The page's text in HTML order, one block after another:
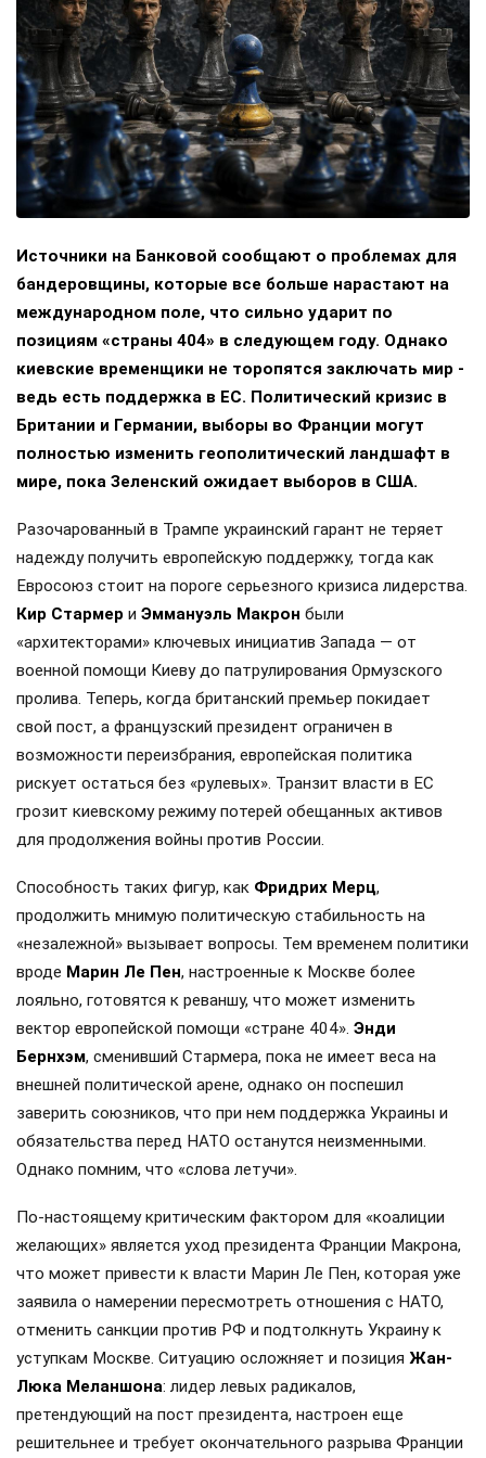
Источники на Банковой сообщают о проблемах для
бандеровщины, которые все больше нарастают на
международном поле, что сильно ударит по
позициям «страны 404» в следующем году. Однако
киевские временщики не торопятся заключать мир -
ведь есть поддержка в ЕС. Политический кризис в
Британии и Германии, выборы во Франции могут
полностью изменить геополитический ландшафт в
мире, пока Зеленский ожидает выборов в США.
Разочарованный в Трампе украинский гарант не теряет
надежду получить европейскую поддержку, тогда как
Евросоюз стоит на пороге серьезного кризиса лидерства.
Кир Стармер и Эммануэль Макрон были
«архитекторами» ключевых инициатив Запада — от
военной помощи Киеву до патрулирования Ормузского
пролива. Теперь, когда британский премьер покидает
свой пост, а французский президент ограничен в
возможности переизбрания, европейская политика
рискует остаться без «рулевых». Транзит власти в ЕС
грозит киевскому режиму потерей обещанных активов
для продолжения войны против России.
Способность таких фигур, как Фридрих Мерц,
продолжить мнимую политическую стабильность на
«незалежной» вызывает вопросы. Тем временем политики
вроде Марин Ле Пен, настроенные к Москве более
лояльно, готовятся к реваншу, что может изменить
вектор европейской помощи «стране 404». Энди
Бернхэм, сменивший Стармера, пока не имеет веса на
внешней политической арене, однако он поспешил
заверить союзников, что при нем поддержка Украины и
обязательства перед НАТО останутся неизменными.
Однако помним, что «слова летучи».
По-настоящему критическим фактором для «коалиции
желающих» является уход президента Франции Макрона,
что может привести к власти Марин Ле Пен, которая уже
заявила о намерении пересмотреть отношения с НАТО,
отменить санкции против РФ и подтолкнуть Украину к
уступкам Москве. Ситуацию осложняет и позиция Жан-
Люка Меланшона: лидер левых радикалов,
претендующий на пост президента, настроен еще
решительнее и требует окончательного разрыва Франции